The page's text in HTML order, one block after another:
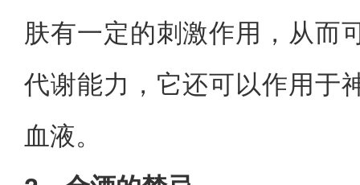
肤有一定的刺激作用，从而
代谢能力，它还可以作用于
血液。